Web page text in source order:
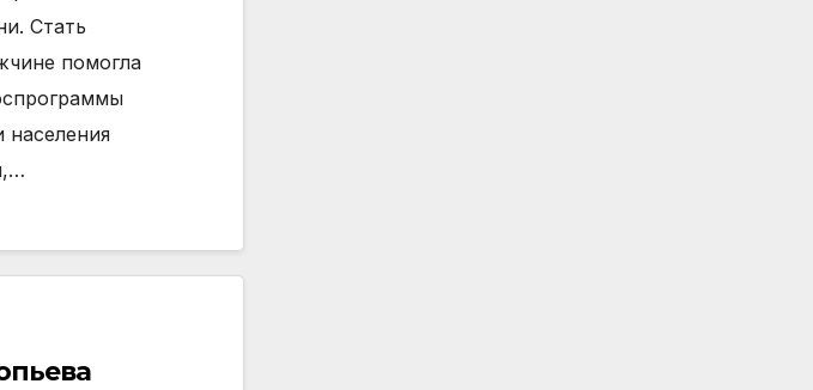
Стать
помогла
населения